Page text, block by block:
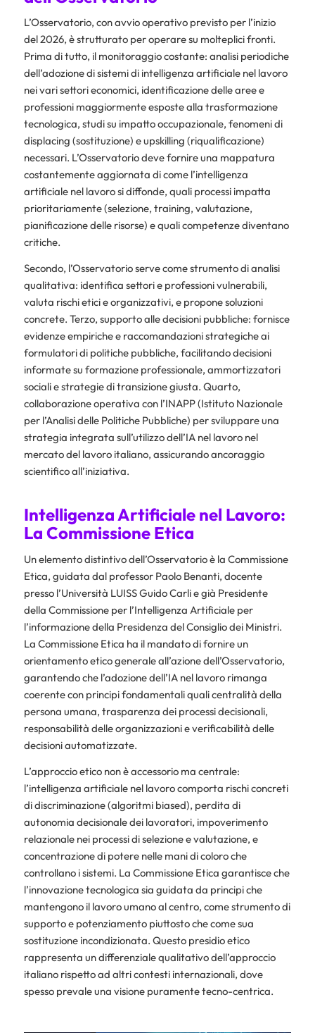
L’Osservatorio, con avvio operativo previsto per l’inizio
del 2026, è strutturato per operare su molteplici fronti.
Prima di tutto, il monitoraggio costante: analisi periodiche
dell’adozione di sistemi di intelligenza artificiale nel lavoro
nei vari settori economici, identificazione delle aree e
professioni maggiormente esposte alla trasformazione
tecnologica, studi su impatto occupazionale, fenomeni di
displacing (sostituzione) e upskilling (riqualificazione)
necessari. L’Osservatorio deve fornire una mappatura
costantemente aggiornata di come l’intelligenza
artificiale nel lavoro si diffonde, quali processi impatta
prioritariamente (selezione, training, valutazione,
pianificazione delle risorse) e quali competenze diventano
critiche.
Secondo, l’Osservatorio serve come strumento di analisi
qualitativa: identifica settori e professioni vulnerabili,
valuta rischi etici e organizzativi, e propone soluzioni
concrete. Terzo, supporto alle decisioni pubbliche: fornisce
evidenze empiriche e raccomandazioni strategiche ai
formulatori di politiche pubbliche, facilitando decisioni
informate su formazione professionale, ammortizzatori
sociali e strategie di transizione giusta. Quarto,
collaborazione operativa con l’INAPP (Istituto Nazionale
per l’Analisi delle Politiche Pubbliche) per sviluppare una
strategia integrata sull’utilizzo dell’IA nel lavoro nel
mercato del lavoro italiano, assicurando ancoraggio
scientifico all’iniziativa.
Intelligenza Artificiale nel Lavoro:
La Commissione Etica
Un elemento distintivo dell’Osservatorio è la Commissione
Etica, guidata dal professor Paolo Benanti, docente
presso l’Università LUISS Guido Carli e già Presidente
della Commissione per l’Intelligenza Artificiale per
l’informazione della Presidenza del Consiglio dei Ministri.
La Commissione Etica ha il mandato di fornire un
orientamento etico generale all’azione dell’Osservatorio,
garantendo che l’adozione dell’IA nel lavoro rimanga
coerente con principi fondamentali quali centralità della
persona umana, trasparenza dei processi decisionali,
responsabilità delle organizzazioni e verificabilità delle
decisioni automatizzate.
L’approccio etico non è accessorio ma centrale:
l’intelligenza artificiale nel lavoro comporta rischi concreti
di discriminazione (algoritmi biased), perdita di
autonomia decisionale dei lavoratori, impoverimento
relazionale nei processi di selezione e valutazione, e
concentrazione di potere nelle mani di coloro che
controllano i sistemi. La Commissione Etica garantisce che
l’innovazione tecnologica sia guidata da principi che
mantengono il lavoro umano al centro, come strumento di
supporto e potenziamento piuttosto che come sua
sostituzione incondizionata. Questo presidio etico
rappresenta un differenziale qualitativo dell’approccio
italiano rispetto ad altri contesti internazionali, dove
spesso prevale una visione puramente tecno-centrica.